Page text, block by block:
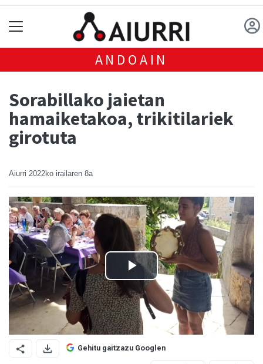
ANDOAIN
Sorabillako jaietan
hamaiketakoa, trikitilariek
girotuta
Aiurri 2022ko irailaren 8a
Gehitu gaitzazu Googlen